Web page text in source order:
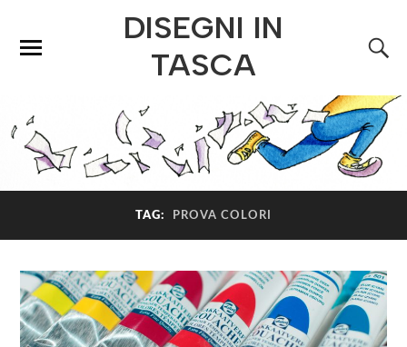
DISEGNI IN
TASCA
TAG: PROVA COLORI